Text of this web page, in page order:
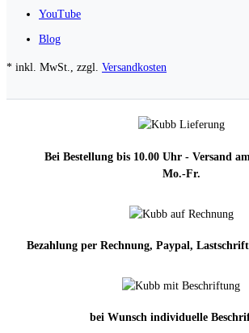
YouTube
Blog
* inkl. MwSt., zzgl. Versandkosten
Bei Bestellung bis 10.00 Uhr - Versand
Mo.-Fr.
Bezahlung per Rechnung, Paypal,
bei Wunsch individuelle